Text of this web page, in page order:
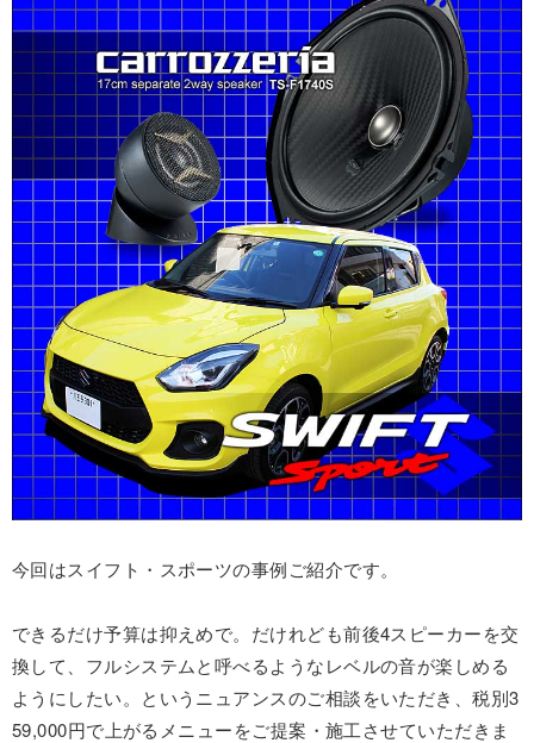
今回はスイフト・スポーツの事例ご紹介です。
できるだけ予算は抑えめで。だけれども前後4スピーカーを交
換して、フルシステムと呼べるようなレベルの音が楽しめる
ようにしたい。というニュアンスのご相談をいただき、税別3
59,000円で上がるメニューをご提案・施工させていただきま